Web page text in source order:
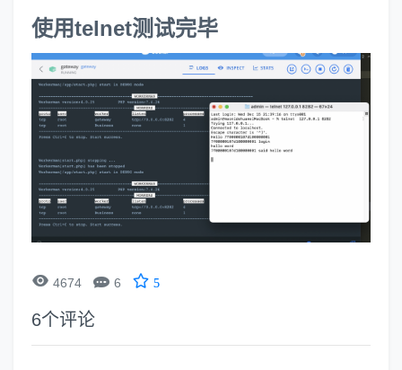
使用telnet测试完毕
 4674  6 5
6个评论